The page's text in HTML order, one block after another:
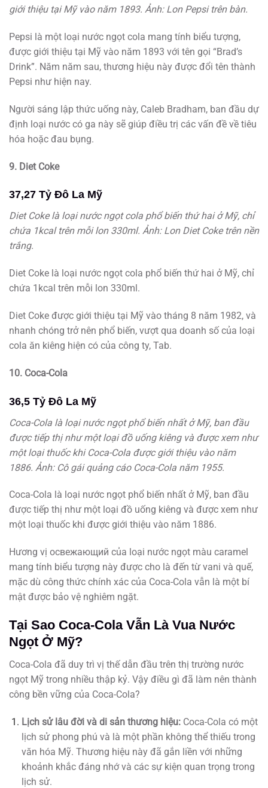
giới thiệu tại Mỹ vào năm 1893. Ảnh: Lon Pepsi trên bàn.
Pepsi là một loại nước ngọt cola mang tính biểu tượng,
được giới thiệu tại Mỹ vào năm 1893 với tên gọi “Brad’s
Drink”. Năm năm sau, thương hiệu này được đổi tên thành
Pepsi như hiện nay.
Người sáng lập thức uống này, Caleb Bradham, ban đầu dự
định loại nước có ga này sẽ giúp điều trị các vấn đề về tiêu
hóa hoặc đau bụng.
9. Diet Coke
37,27 Tỷ Đô La Mỹ
Diet Coke là loại nước ngọt cola phổ biến thứ hai ở Mỹ, chỉ
chứa 1kcal trên mỗi lon 330ml. Ảnh: Lon Diet Coke trên nền
trắng.
Diet Coke là loại nước ngọt cola phổ biến thứ hai ở Mỹ, chỉ
chứa 1kcal trên mỗi lon 330ml.
Diet Coke được giới thiệu tại Mỹ vào tháng 8 năm 1982, và
nhanh chóng trở nên phổ biến, vượt qua doanh số của loại
cola ăn kiêng hiện có của công ty, Tab.
10. Coca-Cola
36,5 Tỷ Đô La Mỹ
Coca-Cola là loại nước ngọt phổ biến nhất ở Mỹ, ban đầu
được tiếp thị như một loại đồ uống kiêng và được xem như
một loại thuốc khi Coca-Cola được giới thiệu vào năm
1886. Ảnh: Cô gái quảng cáo Coca-Cola năm 1955.
Coca-Cola là loại nước ngọt phổ biến nhất ở Mỹ, ban đầu
được tiếp thị như một loại đồ uống kiêng và được xem như
một loại thuốc khi được giới thiệu vào năm 1886.
Hương vị освежающий của loại nước ngọt màu caramel
mang tính biểu tượng này được cho là đến từ vani và quế,
mặc dù công thức chính xác của Coca-Cola vẫn là một bí
mật được bảo vệ nghiêm ngặt.
Tại Sao Coca-Cola Vẫn Là Vua Nước
Ngọt Ở Mỹ?
Coca-Cola đã duy trì vị thế dẫn đầu trên thị trường nước
ngọt Mỹ trong nhiều thập kỷ. Vậy điều gì đã làm nên thành
công bền vững của Coca-Cola?
Lịch sử lâu đời và di sản thương hiệu:Coca-Cola có một
lịch sử phong phú và là một phần không thể thiếu trong
văn hóa Mỹ. Thương hiệu này đã gắn liền với những
khoảnh khắc đáng nhớ và các sự kiện quan trọng trong
lịch sử.